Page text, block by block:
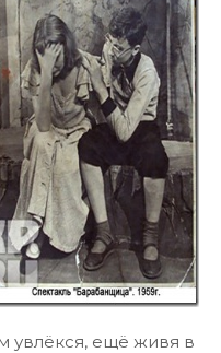
увлёкся, ещё живя в